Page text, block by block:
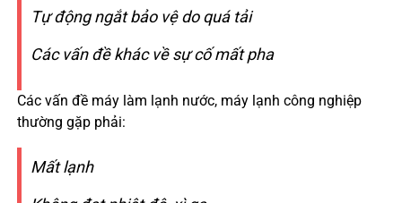
Tự động ngắt bảo vệ do quá tải
Các vấn đề khác về sự cố mất pha
Các vấn đề máy làm lạnh nước, máy lạnh công nghiệp
thường gặp phải:
Mất lạnh